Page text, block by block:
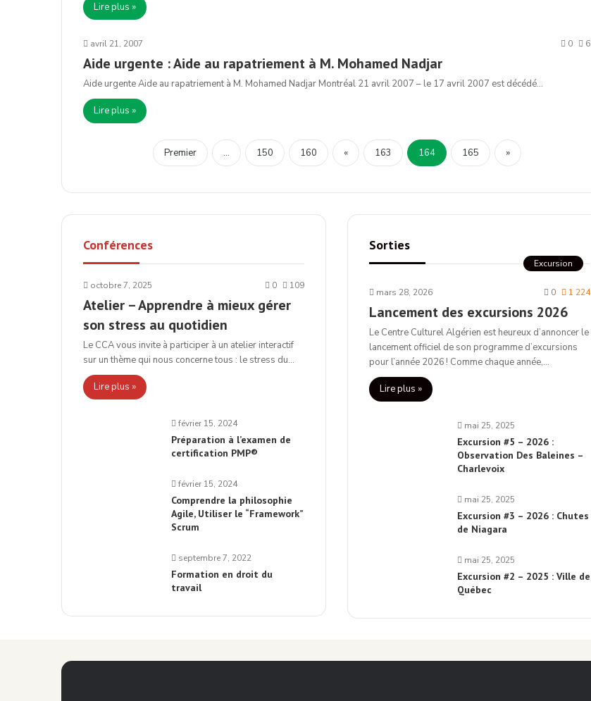
Lire plus »
avril 21, 2007 0 6
Aide urgente : Aide au rapatriement à M. Mohamed Nadjar
Aide urgente Aide au rapatriement à M. Mohamed Nadjar Montréal 21 avril 2007 – le 17 avril 2007 est décédé…
Lire plus »
Premier ... 150 160 « 163 164 165 »
Conférences
octobre 7, 2025 0 109
Atelier – Apprendre à mieux gérer
son stress au quotidien
Le CCA vous invite à participer à un atelier interactif
sur un thème qui nous concerne tous : le stress du…
Lire plus »
février 15, 2024
Préparation à l’examen de
certification PMP®
février 15, 2024
Comprendre la philosophie
Agile, Utiliser le “Framework”
Scrum
septembre 7, 2022
Formation en droit du
travail
Sorties
Excursion
mars 28, 2026 0 1 224
Lancement des excursions 2026
Le Centre Culturel Algérien est heureux d’annoncer le
lancement officiel de son programme d’excursions
pour l’année 2026 ! Comme chaque année,…
Lire plus »
mai 25, 2025
Excursion #5 – 2026 :
Observation Des Baleines –
Charlevoix
mai 25, 2025
Excursion #3 – 2026 : Chutes
de Niagara
mai 25, 2025
Excursion #2 – 2025 : Ville de
Québec